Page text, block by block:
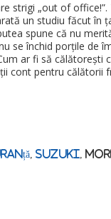
strigi „out of office!”.
un studiu făcut în
spune că nu
se închid porțile de
ar fi să călătorești
cont pentru călătorii
suzuki